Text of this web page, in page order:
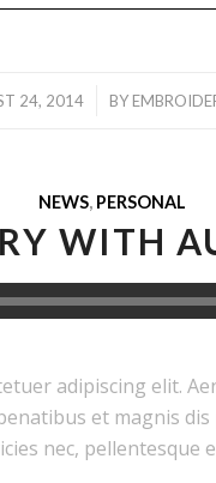
24, 2014
/ BY
NEWS, PERSONAL
WITH
adipiscing elit.
et magnis
nec, pellentesque